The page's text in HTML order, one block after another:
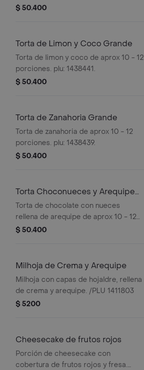
$ 50.400
Torta de Limon y Coco Grande
Torta de limon y coco de aprox 10 - 12
porciones. plu: 1438441.
$ 50.400
Torta de Zanahoria Grande
Torta de zanahoria de aprox 10 - 12
porciones. plu: 1438439.
$ 50.400
Torta Choconueces y Arequipe
Grande
Torta de chocolate con nueces
rellena de arequipe de aprox 10 - 12
porciones. plu: 1438443.
$ 50.400
Milhoja de Crema y Arequipe
Milhoja con capas de hojaldre, rellena
de crema y arequipe. /PLU 1411803
$ 5200
Cheesecake de frutos rojos
Porción de cheesecake con
cobertura de frutos rojos y fresa.